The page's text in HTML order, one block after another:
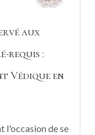
aux
requis :
Védique en
l'occasion de se